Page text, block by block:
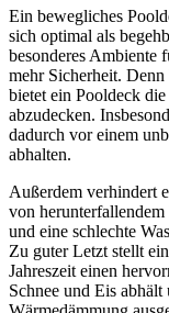
Ein bewegliches
sich optimal als
besonderes Ambiente
mehr Sicherheit.
bietet ein Pooldeck
abzudecken.
dadurch vor einem
abhalten.
Außerdem verhindert
von
und eine schlechte
Zu guter Letzt stellt
Jahreszeit einen
Schnee und Eis